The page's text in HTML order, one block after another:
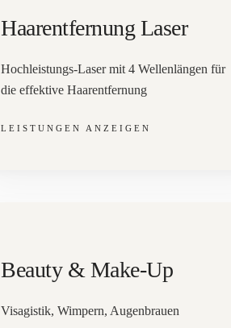
Haarentfernung Laser
Hochleistungs-Laser mit 4 Wellenlängen für
die effektive Haarentfernung
LEISTUNGEN ANZEIGEN
Beauty & Make-Up
Visagistik, Wimpern, Augenbrauen